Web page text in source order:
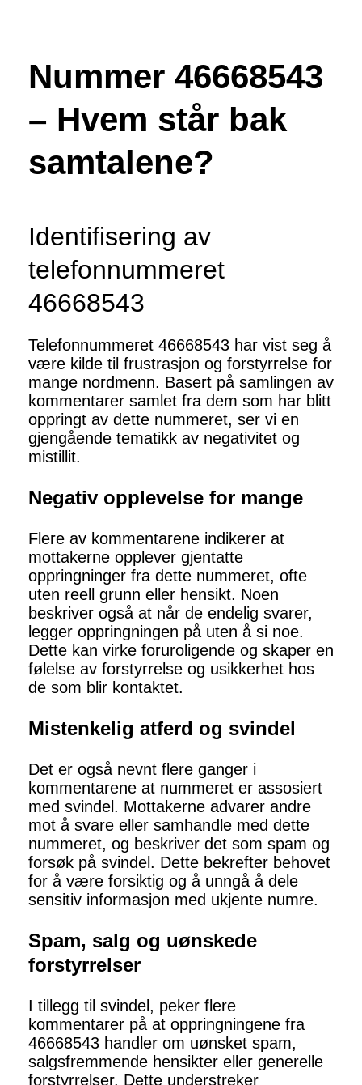
Nummer 46668543
– Hvem står bak
samtalene?
Identifisering av
telefonnummeret
46668543
Telefonnummeret 46668543 har vist seg å
være kilde til frustrasjon og forstyrrelse for
mange nordmenn. Basert på samlingen av
kommentarer samlet fra dem som har blitt
oppringt av dette nummeret, ser vi en
gjengående tematikk av negativitet og
mistillit.
Negativ opplevelse for mange
Flere av kommentarene indikerer at
mottakerne opplever gjentatte
oppringninger fra dette nummeret, ofte
uten reell grunn eller hensikt. Noen
beskriver også at når de endelig svarer,
legger oppringningen på uten å si noe.
Dette kan virke foruroligende og skaper en
følelse av forstyrrelse og usikkerhet hos
de som blir kontaktet.
Mistenkelig atferd og svindel
Det er også nevnt flere ganger i
kommentarene at nummeret er assosiert
med svindel. Mottakerne advarer andre
mot å svare eller samhandle med dette
nummeret, og beskriver det som spam og
forsøk på svindel. Dette bekrefter behovet
for å være forsiktig og å unngå å dele
sensitiv informasjon med ukjente numre.
Spam, salg og uønskede
forstyrrelser
I tillegg til svindel, peker flere
kommentarer på at oppringningene fra
46668543 handler om uønsket spam,
salgsfremmende hensikter eller generelle
forstyrrelser. Dette understreker